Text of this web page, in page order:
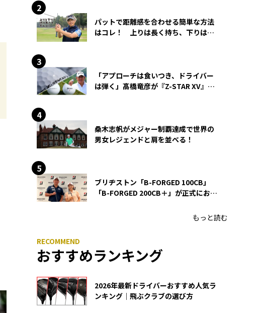
パットで距離感を合わせる簡単な方法
はコレ！ 上りは長く持ち、下りは短
「アプローチは食いつき、ドライバー
は弾く」髙橋竜彦が『Z-STAR XV』を
桑木志帆がメジャー制覇達成で世界の
男女レジェンドと肩を並べる！
ブリヂストン「B-FORGED 100CB」
「B-FORGED 200CB＋」が正式にお披
もっと読む
おすすめランキング
2026年最新ドライバーおすすめ人気ラ
ンキング｜飛ぶクラブの選び方